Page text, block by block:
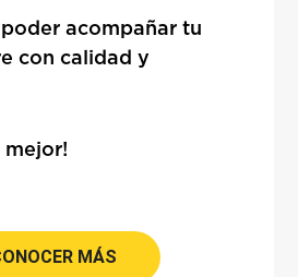
poder acompañar tu
con calidad y
mejor!
MÁS